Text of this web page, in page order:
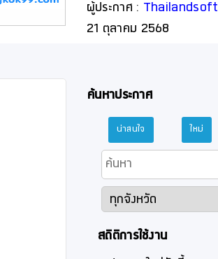
ผู้ประกาศ : Thailandsoft
21 ตุลาคม 2568
ค้นหาประกาศ
น่าสนใจ ใหม่
สถิติการใช้งาน